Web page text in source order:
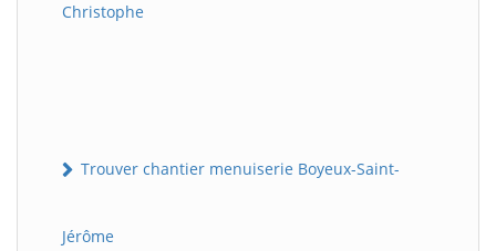
Christophe
Trouver chantier menuiserie Boyeux-Saint-
Jérôme